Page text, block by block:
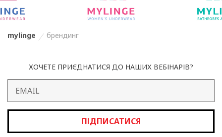
mylinge брендинг
ХОЧЕТЕ ПРИЄДНАТИСЯ ДО НАШИХ ВЕБІНАРІВ?
ПІДПИСАТИСЯ